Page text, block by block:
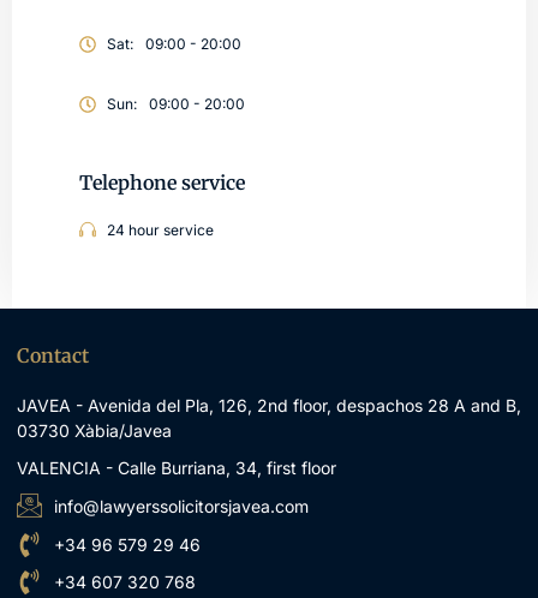
Sat: 09:00 - 20:00
Sun: 09:00 - 20:00
Telephone service
24 hour service
Contact
JAVEA - Avenida del Pla, 126, 2nd floor, despachos 28 A and B,
03730 Xàbia/Javea
VALENCIA - Calle Burriana, 34, first floor
info@lawyerssolicitorsjavea.com
+34 96 579 29 46
+34 607 320 768